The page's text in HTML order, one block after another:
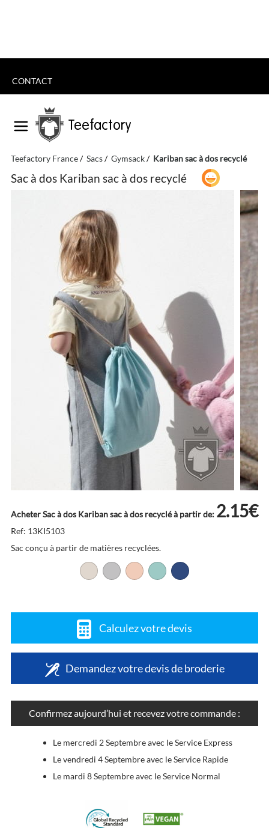
CONTACT
Teefactory
Teefactory France Sacs Gymsack Kariban sac à dos recyclé
Sac à dos Kariban sac à dos recyclé
Acheter Sac à dos Kariban sac à dos recyclé à partir de: 2.15€
Ref: 13KI5103
Sac conçu à partir de matières recyclées.
Calculez votre devis
Demandez votre devis de broderie
Confirmez aujourd’hui et recevez votre commande :
Le mercredi 2 Septembre avec le Service Express
Le vendredi 4 Septembre avec le Service Rapide
Le mardi 8 Septembre avec le Service Normal